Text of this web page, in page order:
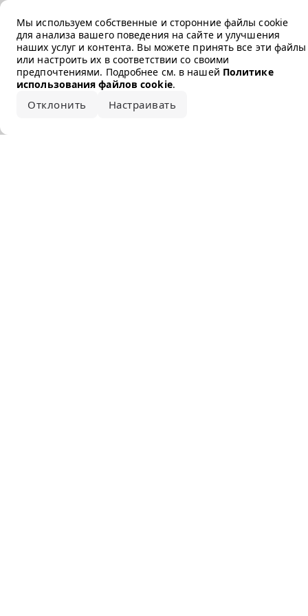
Мы используем собственные и сторонние файлы cookie
для анализа вашего поведения на сайте и улучшения
наших услуг и контента. Вы можете принять все эти файлы
или настроить их в соответствии со своими
предпочтениями. Подробнее см. в нашей Политике
использования файлов cookie.
Отклонить Настраивать
Error loading the brand